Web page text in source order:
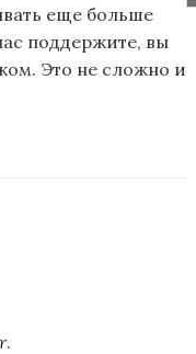
еще больше
поддержите, вы
Это не сложно и
.